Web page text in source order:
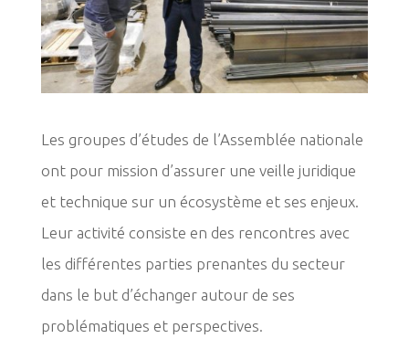
Les groupes d’études de l’Assemblée nationale
ont pour mission d’assurer une veille juridique
et technique sur un écosystème et ses enjeux.
Leur activité consiste en des rencontres avec
les différentes parties prenantes du secteur
dans le but d’échanger autour de ses
problématiques et perspectives.